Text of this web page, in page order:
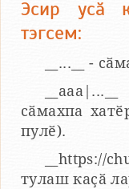
Эсир усӑ
тэгсем:
__...__ -
сӑмахпа
пулӗ).
__https://
тулаш каҫӑ